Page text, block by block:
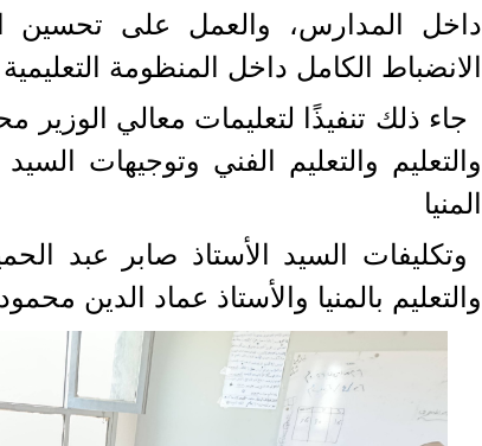
داخل المدارس، والعمل على تحسين
الانضباط الكامل داخل المنظومة التعليمية
جاء ذلك تنفيذًا لتعليمات معالي الوزير
والتعليم والتعليم الفني وتوجيهات
المنيا
وتكليفات السيد الأستاذ صابر عبد
والتعليم بالمنيا والأستاذ عماد الدين